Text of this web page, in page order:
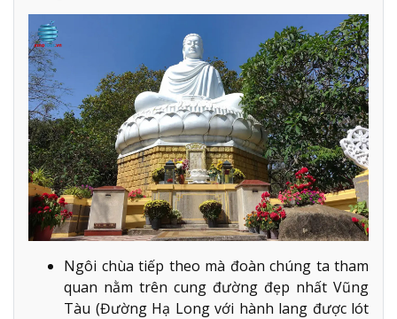
Ngôi chùa tiếp theo mà đoàn chúng ta tham
quan nằm trên cung đường đẹp nhất Vũng
Tàu (Đường Hạ Long với hành lang được lót